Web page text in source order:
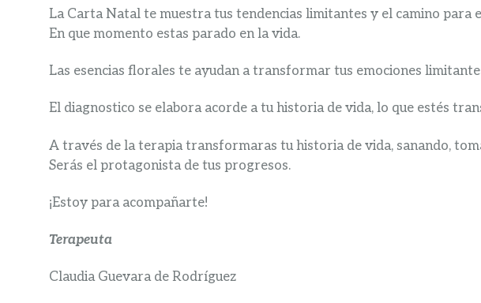
La Carta Natal te muestra tus tendencias limitantes y el camino para
En que momento estas parado en la vida.
Las esencias florales te ayudan a transformar tus emociones
El diagnostico se elabora acorde a tu historia de vida, lo que estés
A través de la terapia transformaras tu historia de vida, sanando,
Serás el protagonista de tus progresos.
¡Estoy para acompañarte!
Terapeuta
Claudia Guevara de Rodríguez